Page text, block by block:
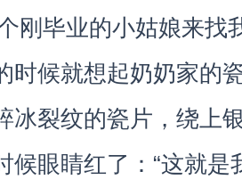
刚毕业的小姑娘来找
时候就想起奶奶家的
冰裂纹的瓷片，绕上
候眼睛红了：“这就是